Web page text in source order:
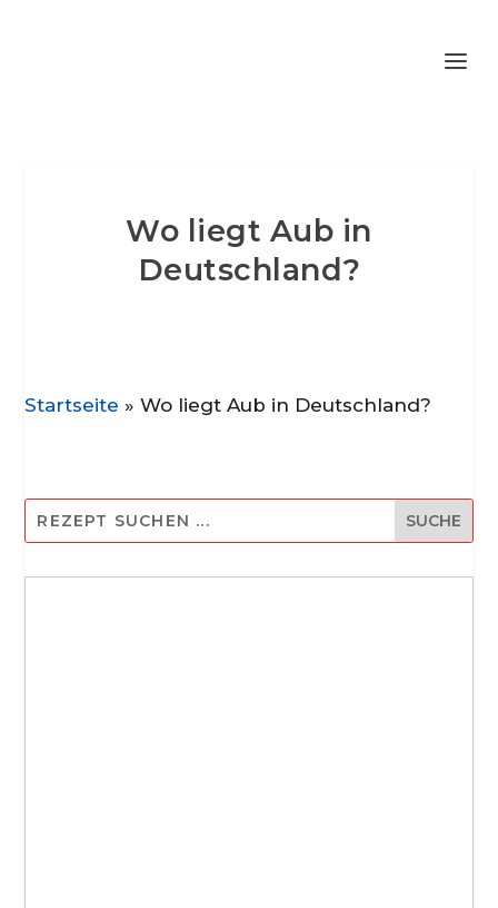
Wo liegt Aub in
Deutschland?
Startseite »Wo liegt Aub in Deutschland?